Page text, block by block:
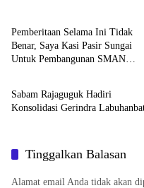
Pemberitaan Selama Ini Tidak
Benar, Saya Kasi Pasir Sungai
Untuk Pembangunan SMAN
Berita
Sabam Rajaguguk Hadiri
Konsolidasi Gerindra
Tinggalkan Balasan
Alamat email Anda tidak akan